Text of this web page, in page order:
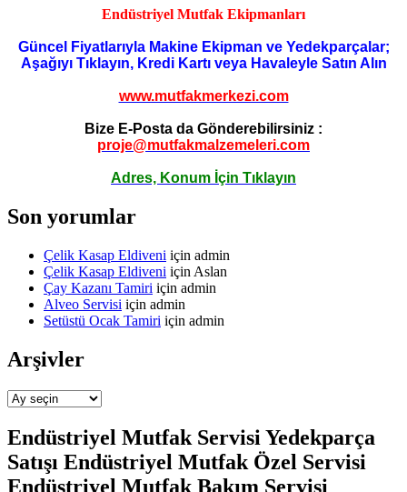
Endüstriyel Mutfak Ekipmanları
Güncel Fiyatlarıyla Makine Ekipman ve Yedekparçalar;
Aşağıyı Tıklayın, Kredi Kartı veya Havaleyle Satın Alın
www.mutfakmerkezi.com
Bize E-Posta da Gönderebilirsiniz :
proje@mutfakmalzemeleri.com
Adres, Konum İçin Tıklayın
Son yorumlar
Çelik Kasap Eldiveni için admin
Çelik Kasap Eldiveni için Aslan
Çay Kazanı Tamiri için admin
Alveo Servisi için admin
Setüstü Ocak Tamiri için admin
Arşivler
Arşivler
Endüstriyel Mutfak Servisi Yedekparça
Satışı Endüstriyel Mutfak Özel Servisi
Endüstriyel Mutfak Bakım Servisi